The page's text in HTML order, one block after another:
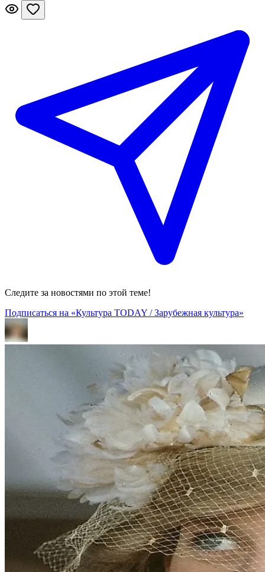
Следите за новостями по этой теме!
Подписаться на «Культура TODAY / Зарубежная культура»